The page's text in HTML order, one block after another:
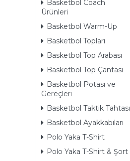
Basketbol Coach
Ürünleri
Basketbol Warm-Up
Basketbol Topları
Basketbol Top Arabası
Basketbol Top Çantası
Basketbol Potası ve
Gereçleri
Basketbol Taktik Tahtası
Basketbol Ayakkabıları
Polo Yaka T-Shirt
Polo Yaka T-Shirt & Şort